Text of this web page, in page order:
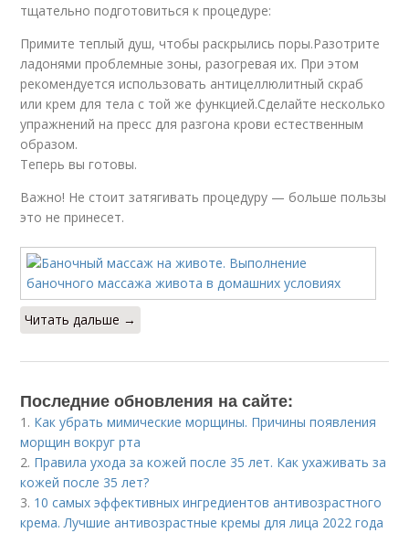
тщательно подготовиться к процедуре:
Примите теплый душ, чтобы раскрылись поры.Разотрите
ладонями проблемные зоны, разогревая их. При этом
рекомендуется использовать антицеллюлитный скраб
или крем для тела с той же функцией.Сделайте несколько
упражнений на пресс для разгона крови естественным
образом.
Теперь вы готовы.
Важно! Не стоит затягивать процедуру — больше пользы
это не принесет.
Читать дальше →
Последние обновления на сайте:
1. Как убрать мимические морщины. Причины появления
морщин вокруг рта
2. Правила ухода за кожей после 35 лет. Как ухаживать за
кожей после 35 лет?
3. 10 самых эффективных ингредиентов антивозрастного
крема. Лучшие антивозрастные кремы для лица 2022 года